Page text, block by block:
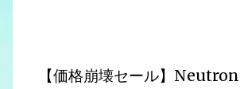
【価格崩壊セール】